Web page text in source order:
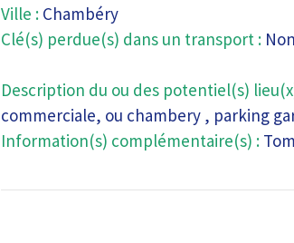
Ville : Chambéry
Clé(s) perdue(s) dans un transport : Non
Description du ou des potentiel(s)
commerciale, ou chambery , parking
Information(s) complémentaire(s) :